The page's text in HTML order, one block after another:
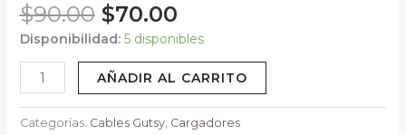
$90.00 $70.00
Disponibilidad: 5 disponibles
metro
Vikingotek
cantidad
AÑADIR AL CARRITO
Categorías: Cables Gutsy, Cargadores